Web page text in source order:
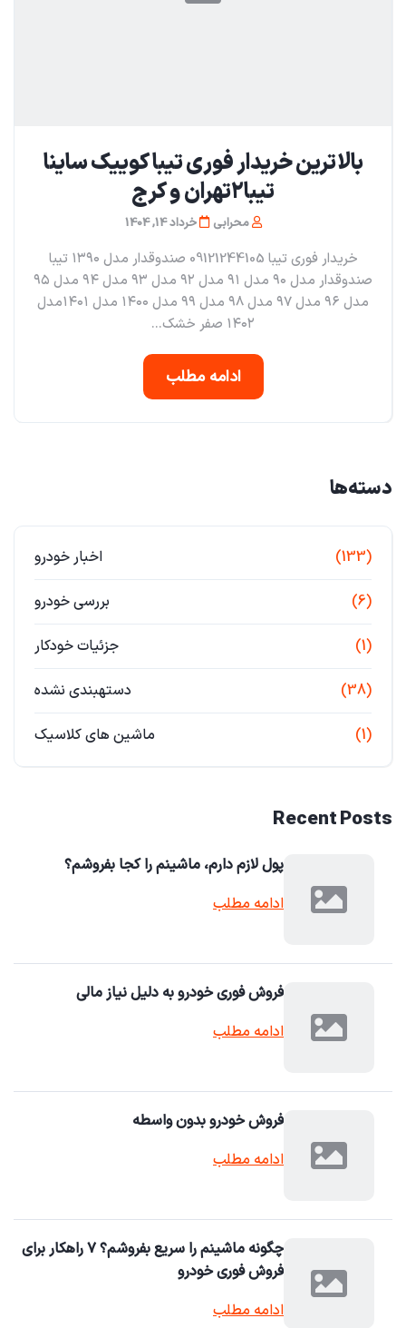
بالاترین خریدار فوری تیبا کوییک ساینا
تیبا۲تهران و کرج
محرابی خرداد 14, 1404
خریدار فوری تیبا 09121244105 صندوقدار مدل ۱۳۹۰ تیبا
صندوقدار مدل ۹۰ مدل ۹۱ مدل ۹۲ مدل ۹۳ مدل ۹۴ مدل ۹۵
مدل ۹۶ مدل ۹۷ مدل ۹۸ مدل ۹۹ مدل ۱۴۰۰ مدل ۱۴۰۱مدل
۱۴۰۲ صفر خشک...
ادامه مطلب
دسته‌ها
اخبار خودرو (133)
بررسی خودرو (6)
جزئیات خودکار (1)
دستهبندی نشده (38)
ماشین های کلاسیک (1)
Recent Posts
پول لازم دارم، ماشینم را کجا بفروشم؟
ادامه مطلب
فروش فوری خودرو به دلیل نیاز مالی
ادامه مطلب
فروش خودرو بدون واسطه
ادامه مطلب
چگونه ماشینم را سریع بفروشم؟ ۷ راهکار برای
فروش فوری خودرو
ادامه مطلب